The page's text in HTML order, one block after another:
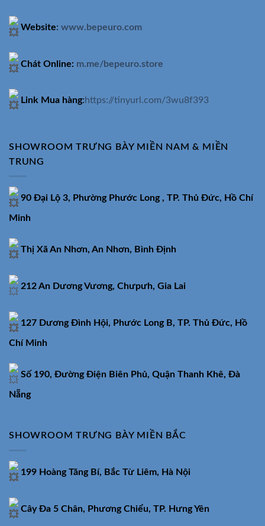
Website: www.bepeuro.com
Chát Online: m.me/bepeuro.store
Link Mua hàng:https://tinyurl.com/3wu8f393
SHOWROOM TRƯNG BÀY MIỀN NAM & MIỀN
TRUNG
90 Đại Lộ 3, Phường Phước Long , TP. Thủ Đức, Hồ Chí
Minh
Thị Xã An Nhơn, An Nhơn, Bình Định
212 An Dương Vương, Chưpưh, Gia Lai
127 Dương Đình Hội, Phước Long B, TP. Thủ Đức, Hồ
Chí Minh
Số 190, Đường Điện Biên Phủ, Quận Thanh Khê, Đà
Nẵng
SHOWROOM TRƯNG BÀY MIỀN BẮC
199 Hoàng Tăng Bí, Bắc Từ Liêm, Hà Nội
Cây Đa 5 Chân, Phương Chiểu, TP. Hưng Yên